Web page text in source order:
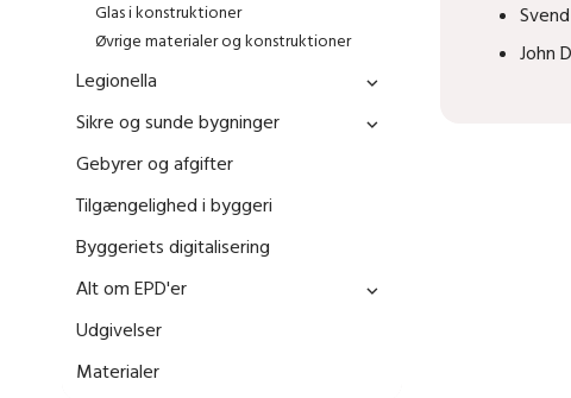
Glas i konstruktioner
Øvrige materialer og konstruktioner
Legionella
Sikre og sunde bygninger
Gebyrer og afgifter
Tilgængelighed i byggeri
Byggeriets digitalisering
Alt om EPD'er
Udgivelser
Materialer
John